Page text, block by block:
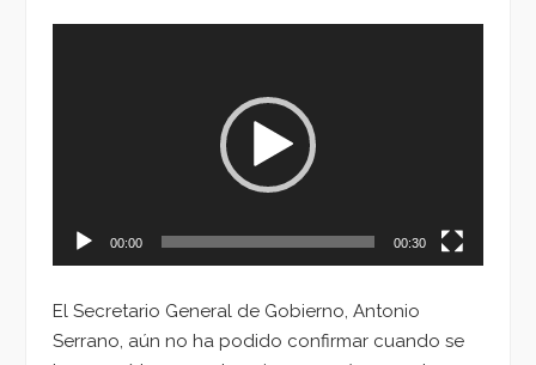
00:00 00:30
El Secretario General de Gobierno, Antonio
Serrano, aún no ha podido confirmar cuando se